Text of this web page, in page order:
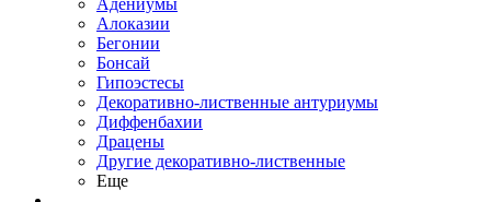
Адениумы
Алоказии
Бегонии
Бонсай
Гипоэстесы
Декоративно-лиственные антуриумы
Диффенбахии
Драцены
Другие декоративно-лиственные
Еще